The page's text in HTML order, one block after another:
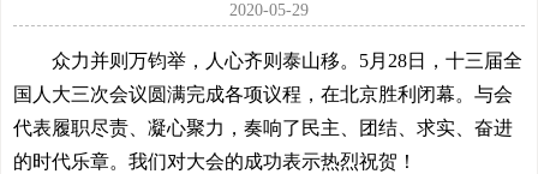
2020-05-29
众力并则万钧举，人心齐则泰山移。5月28日，十三届全
国人大三次会议圆满完成各项议程，在北京胜利闭幕。与会
代表履职尽责、凝心聚力，奏响了民主、团结、求实、奋进
的时代乐章。我们对大会的成功表示热烈祝贺！